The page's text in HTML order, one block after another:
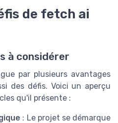
de fetch ai
à considérer
par plusieurs avantages
des défis. Voici un aperçu
qu'il présente :
: Le projet se démarque